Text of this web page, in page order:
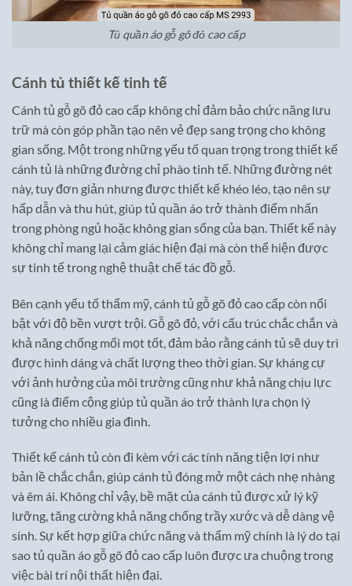
Tủ quần áo gỗ gõ đỏ cao cấp
Cánh tủ thiết kế tinh tế
Cánh tủ gỗ gõ đỏ cao cấp không chỉ đảm bảo chức năng lưu
trữ mà còn góp phần tạo nên vẻ đẹp sang trọng cho không
gian sống. Một trong những yếu tố quan trọng trong thiết kế
cánh tủ là những đường chỉ phào tinh tế. Những đường nét
này, tuy đơn giản nhưng được thiết kế khéo léo, tạo nên sự
hấp dẫn và thu hút, giúp tủ quần áo trở thành điểm nhấn
trong phòng ngủ hoặc không gian sống của bạn. Thiết kế này
không chỉ mang lại cảm giác hiện đại mà còn thể hiện được
sự tinh tế trong nghệ thuật chế tác đồ gỗ.
Bên cạnh yếu tố thẩm mỹ, cánh tủ gỗ gõ đỏ cao cấp còn nổi
bật với độ bền vượt trội. Gỗ gõ đỏ, với cấu trúc chắc chắn và
khả năng chống mối mọt tốt, đảm bảo rằng cánh tủ sẽ duy trì
được hình dáng và chất lượng theo thời gian. Sự kháng cự
với ảnh hưởng của môi trường cũng như khả năng chịu lực
cũng là điểm cộng giúp tủ quần áo trở thành lựa chọn lý
tưởng cho nhiều gia đình.
Thiết kế cánh tủ còn đi kèm với các tính năng tiện lợi như
bản lề chắc chắn, giúp cánh tủ đóng mở một cách nhẹ nhàng
và êm ái. Không chỉ vậy, bề mặt của cánh tủ được xử lý kỹ
lưỡng, tăng cường khả năng chống trầy xước và dễ dàng vệ
sinh. Sự kết hợp giữa chức năng và thẩm mỹ chính là lý do tại
sao tủ quần áo gỗ gõ đỏ cao cấp luôn được ưa chuộng trong
việc bài trí nội thất hiện đại.